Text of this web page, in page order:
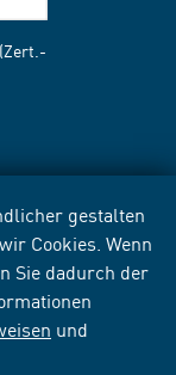
gestalten
Cookies. Wenn
Sie dadurch der
und